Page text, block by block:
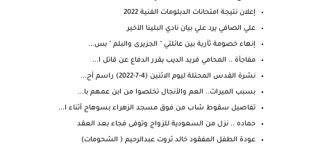
إعلان نتيجة امتحانات الدبلومات الفنية 2022
علي الصافي يرد علي بيان نادي البلينا الآخير
إنهاء خصومة ثآرية بين عائلتي " الجزيرى والبلم " بس...
مفاجأة .. المحامي فريد الديب يقرر الدفاع عن قاتل ا...
نشرة القدس المحتلة ليوم الاثنين (4-7-2022) راسم أح...
بسبب الميراث.. العم والأنجال تخلصوا من ابن عمهم با...
تفاصيل سقوط شاب من فوق مسجد الزهراء بسوهاج أثناء ا...
حماده .. نزل من السعودية للزواج وتوفى فجاء بعد العقد
عودة الطفل المفقود خالد ثروت عبدالرحيم ( الشحومات)